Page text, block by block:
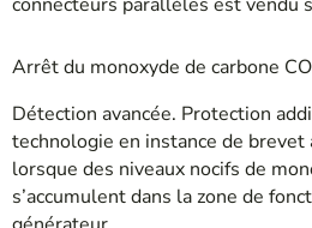
Arrêt du monoxyde de carbone
Détection avancée. Protection
technologie en instance de
lorsque des niveaux nocifs de
s’accumulent dans la zone de